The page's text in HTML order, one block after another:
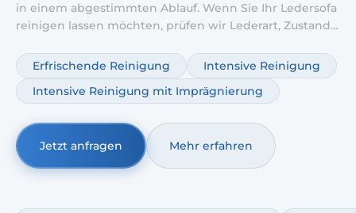
in einem abgestimmten Ablauf. Wenn Sie Ihr Ledersofa
reinigen lassen möchten, prüfen wir Lederart, Zustand
Ergänzend ist ein Ledersofa Pflege Service möglich, damit
das Leder geschmeidig bleibt und länger gut aussieht.
Erfrischende Reinigung
Intensive Reinigung
Intensive Reinigung mit Imprägnierung
Jetzt anfragen Mehr erfahren